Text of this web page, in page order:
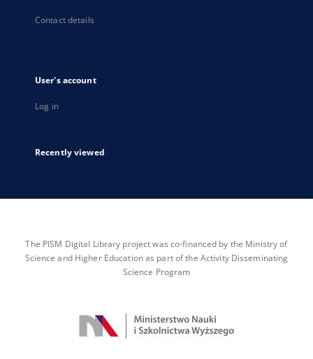
Contact details
User's account
Log in
Recently viewed
The PISM Digital Library project was co-financed by the Ministry of
Science and Higher Education as part of the Activity Disseminating
Science Program